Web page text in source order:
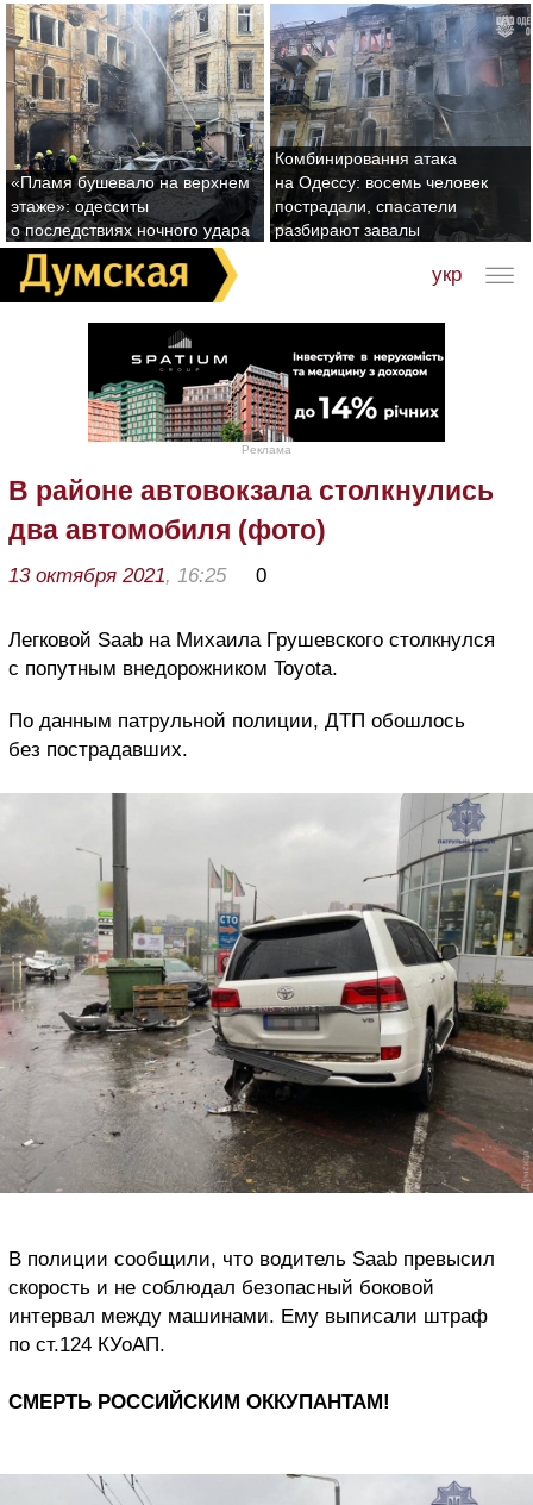
«Пламя бушевало на верхнем
этаже»: одесситы
о последствиях ночного удара
Комбинировання атака
на Одессу: восемь человек
пострадали, спасатели
разбирают завалы
укр
Реклама
В районе автовокзала столкнулись
два автомобиля (фото)
13 октября 2021, 16:25 0
Легковой Saab на Михаила Грушевского столкнулся
с попутным внедорожником Toyota.
По данным патрульной полиции, ДТП обошлось
без пострадавших.
В полиции сообщили, что водитель Saab превысил
скорость и не соблюдал безопасный боковой
интервал между машинами. Ему выписали штраф
по ст.124 КУоАП.
СМЕРТЬ РОССИЙСКИМ ОККУПАНТАМ!